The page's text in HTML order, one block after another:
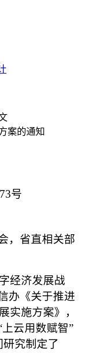
案的通知
号
，省直相关部
经济发展战
办《关于推进
实施方案》，
云用数赋智”
研究制定了